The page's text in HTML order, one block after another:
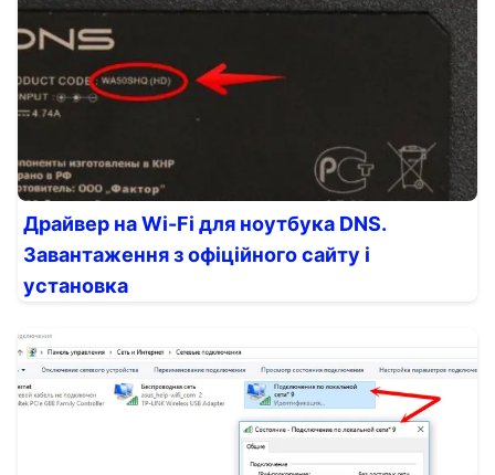
Драйвер на Wi-Fi для ноутбука DNS.
Завантаження з офіційного сайту і
установка